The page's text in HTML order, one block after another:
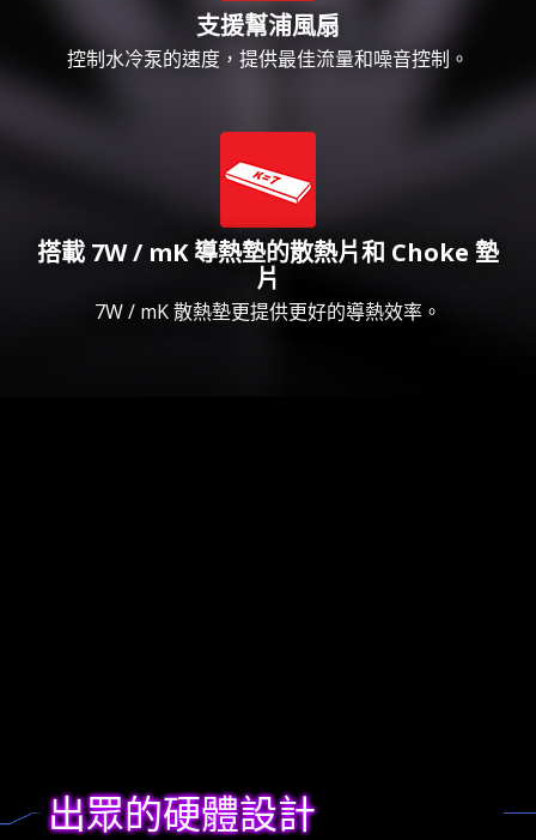
支援幫浦風扇
控制水冷泵的速度，提供最佳流量和噪音控制。
搭載 7W / mK 導熱墊的散熱片和 Choke 墊
片
7W / mK 散熱墊更提供更好的導熱效率。
出眾的硬體設計